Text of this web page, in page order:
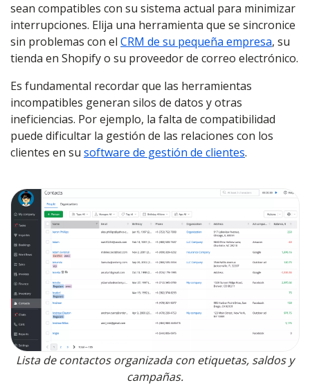
sean compatibles con su sistema actual para minimizar
interrupciones. Elija una herramienta que se sincronice
sin problemas con el CRM de su pequeña empresa, su
tienda en Shopify o su proveedor de correo electrónico.
Es fundamental recordar que las herramientas
incompatibles generan silos de datos y otras
ineficiencias. Por ejemplo, la falta de compatibilidad
puede dificultar la gestión de las relaciones con los
clientes en su software de gestión de clientes.
Lista de contactos organizada con etiquetas, saldos y
campañas.